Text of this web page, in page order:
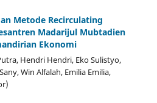
Metode Recirculating
Madarijul Mubtadien
Ekonomi
Hendri Hendri, Eko Sulistyo,
Win Alfalah, Emilia Emilia,